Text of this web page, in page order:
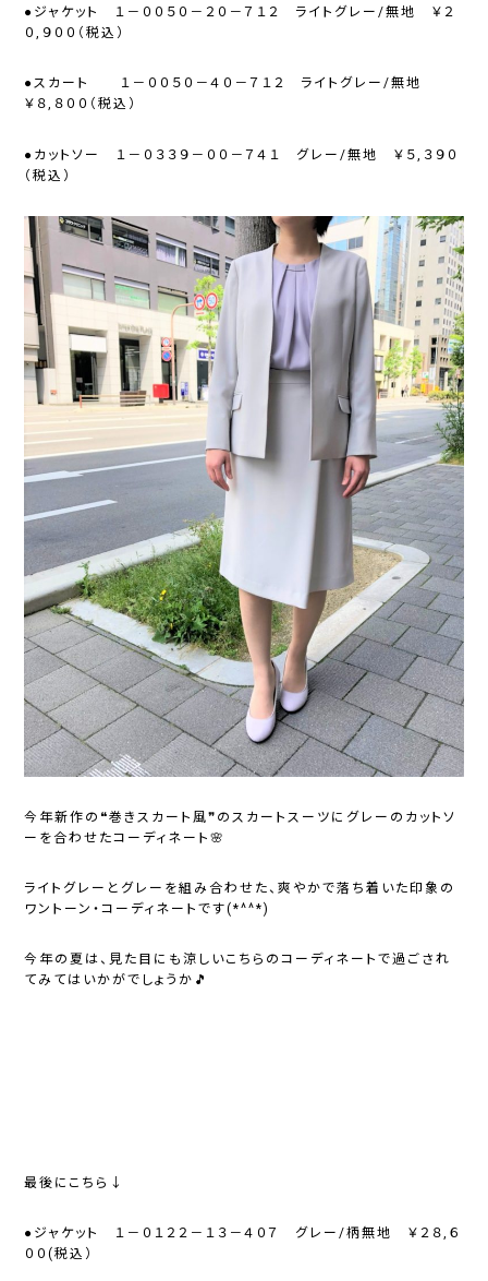
●ジャケット １－００５０－２０－７１２ ライトグレー/無地 ￥２
０,９００（税込）
●スカート １－００５０－４０－７１２ ライトグレー/無地
￥８,８００（税込）
●カットソー １－０３３９－００－７４１ グレー/無地 ￥５,３９０
（税込）
今年新作の❝巻きスカート風❞のスカートスーツにグレーのカットソ
ーを合わせたコーディネート🌸
ライトグレーとグレーを組み合わせた、爽やかで落ち着いた印象の
ワントーン・コーディネートです(*^^*)
今年の夏は、見た目にも涼しいこちらのコーディネートで過ごされ
てみてはいかがでしょうか🎵
最後にこちら↓
●ジャケット １－０１２２－１３－４０７ グレー/柄無地 ￥２８,６
００(税込）